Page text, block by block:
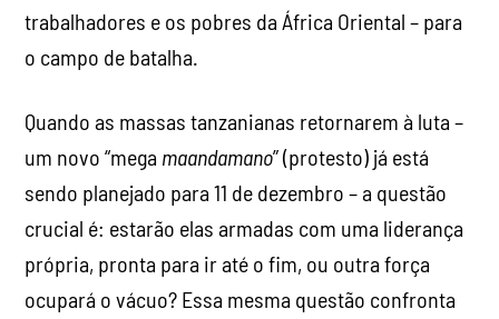
trabalhadores e os pobres da África Oriental – para
o campo de batalha.
Quando as massas tanzanianas retornarem à luta –
um novo “mega maandamano” (protesto) já está
sendo planejado para 11 de dezembro – a questão
crucial é: estarão elas armadas com uma liderança
própria, pronta para ir até o fim, ou outra força
ocupará o vácuo? Essa mesma questão confronta